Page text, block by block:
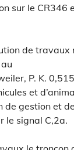
sur le CR346
de
P. K.
et
de gestion et
le signal C,2a.